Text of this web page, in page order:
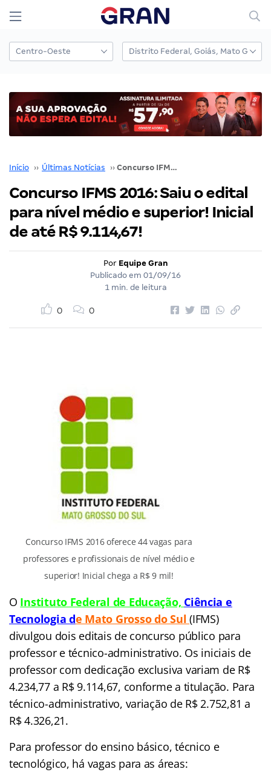
Início ›› Últimas Notícias ›› Concurso IFMS 2016: Saiu o edital para nível médio e superior! Inicial de até R$ 9.114,67!
Concurso IFMS 2016: Saiu o edital
para nível médio e superior! Inicial
de até R$ 9.114,67!
Por Equipe Gran
Publicado em 01/09/16
1 min. de leitura
0 0
Concurso IFMS 2016 oferece 44 vagas para
professores e profissionais de nível médio e
superior! Inicial chega a R$ 9 mil!
O Instituto Federal de Educação, Ciência e
Tecnologia de Mato Grosso do Sul(IFMS)
divulgou dois editais de concurso público para
professor e técnico-administrativo. Os iniciais de
professor com dedicação exclusiva variam de R$
4.234,77 a R$ 9.114,67, conforme a titulação. Para
técnico-administrativo, variação de R$ 2.752,81 a
R$ 4.326,21.
Para professor do ensino básico, técnico e
tecnológico, há vagas para as áreas: